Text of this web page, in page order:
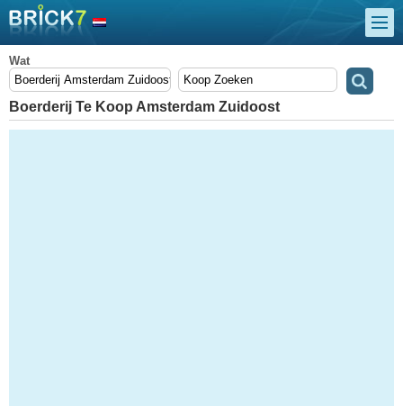
Wat
Boerderij Te Koop Amsterdam Zuidoost